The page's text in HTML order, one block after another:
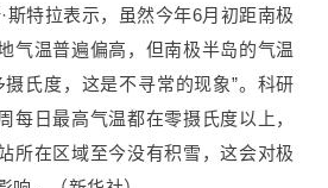
斯特拉表示，虽然今年6月初距南极
气温普遍偏高，但南极半岛的气温
氏度，这是不寻常的现象”。科研
每日最高气温都在零摄氏度以上，
所在区域至今没有积雪，这会对极